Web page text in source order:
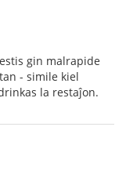
gin malrapide
- simile kiel
la restaĵon.